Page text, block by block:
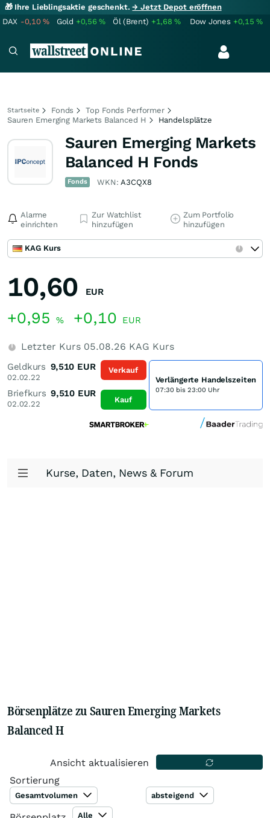
🎁 Ihre Lieblingsaktie geschenkt.→ Jetzt Depot eröffnen
DAX -0,10% Gold +0,56% Öl (Brent) +1,68% Dow Jones +0,15%
Startseite Fonds
Top Fonds Performer
Sauren Emerging Markets Balanced H
Handelsplätze
Sauren Emerging Markets
Balanced H Fonds
Fonds WKN:A3CQX8
Alarme
einrichten
Zur Watchlist
hinzufügen
Zum Portfolio
hinzufügen
KAG Kurs
10,60 EUR
+0,95 % +0,10 EUR
Letzter Kurs 05.08.26 KAG Kurs
Geldkurs
02.02.22
9,510 EUR
Briefkurs
02.02.22
9,510 EUR
Verkauf
Kauf
Verlängerte Handelszeiten
07:30 bis 23:00 Uhr
Kurse, Daten, News & Forum
Börsenplätze zu Sauren Emerging Markets
Balanced H
Ansicht aktualisieren
Sortierung
Gesamtvolumen absteigend
Alle